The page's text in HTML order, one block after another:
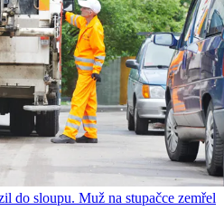
do sloupu. Muž na stupačce zemřel